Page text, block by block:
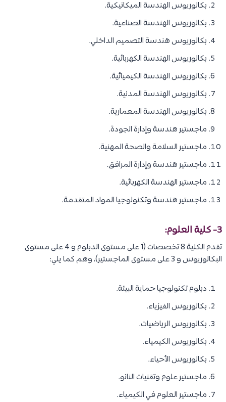
بكالوريوس الهندسة الميكانيكية.
بكالوريوس الهندسة الصناعية.
بكالوريوس هندسة التصميم الداخلي.
بكالوريوس الهندسة الكهربائية.
بكالوريوس الهندسة الكيميائية.
بكالوريوس الهندسة المدنية.
بكالوريوس الهندسة المعمارية.
ماجستير هندسة وإدارة الجودة.
ماجستير السلامة والصحة المهنية.
ماجستير هندسة وإدارة المرافق.
ماجستير الهندسة الكهربائية.
ماجستير هندسة وتكنولوجيا المواد المتقدمة.
3- كلية العلوم:
تقدم الكلية 8 تخصصات (1 على مستوى الدبلوم و 4 على مستوى
البكالوريوس و 3 على مستوى الماجستير)، وهم كما يلي:
دبلوم تكنولوجيا حماية البيئة.
بكالوريوس الفيزياء.
بكالوريوس الرياضيات.
بكالوريوس الكيمياء.
بكالوريوس الأحياء.
ماجستير علوم وتقنيات النانو.
ماجستير العلوم في الكيمياء.